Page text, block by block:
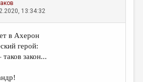
13:34:32
в Ахерон
герой:
закон...